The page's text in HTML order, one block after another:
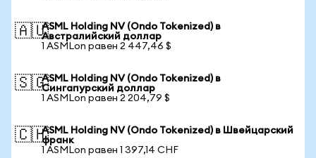
🇦🇺ASML Holding NV (Ondo Tokenized) в
Австралийский доллар
1 ASMLon равен 2 447,46 $
🇸🇬ASML Holding NV (Ondo Tokenized) в
Сингапурский доллар
1 ASMLon равен 2 204,79 $
🇨🇭ASML Holding NV (Ondo Tokenized) в Швейцарский
франк
1 ASMLon равен 1 397,14 CHF